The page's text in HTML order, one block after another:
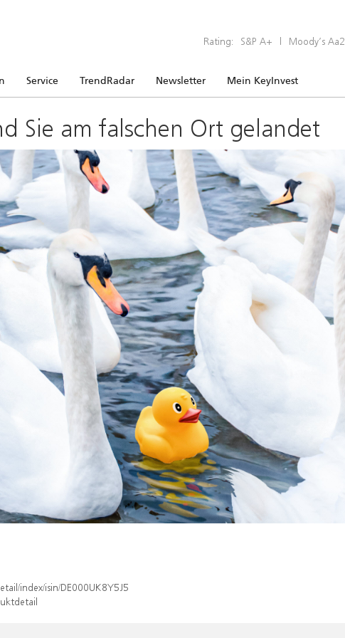
Rating: S&P A+ | Moody’s Aa2
Service TrendRadar Newsletter Mein KeyInvest
Sie am falschen Ort gelandet
index/isin/DE000UK8Y5J5